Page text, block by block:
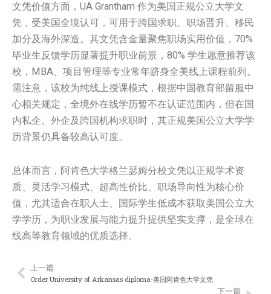
文凭价值方面，UA Grantham 作为美国正规公立大学文
凭，受美国全境认可，可用于跨国求职、职场晋升、移民
加分及海外深造。其文凭含金量聚焦职场实用价值，70%
毕业生反馈学历显著提升职业前景，80% 学生愿意推荐该
校，MBA、项目管理等专业常年跻身全美线上课程前列。
需注意，该校为纯线上授课模式，根据中国教育部留服中
心相关规定，全境外在线学历暂不在认证范围内，但在国
内私企、外企及跨国机构求职时，其正规美国公立大学学
历背景仍具备较高认可度。
总体而言，阿肯色大学格兰瑟姆分校文凭以正规学术资
质、灵活学习模式、超高性价比、职场导向性为核心价
值，尤其适合在职人士、国际学生低成本获取美国公立大
学学历，为职业发展与能力提升提供坚实支撑，是全球在
线高等教育领域的优质选择。
Prev
上一篇
Order University of Arkansas diploma-美国阿肯色大学文凭
下一篇